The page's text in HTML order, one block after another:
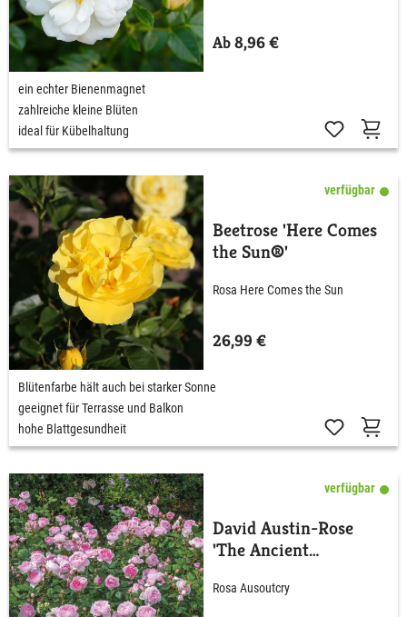
Ab 8,96 €
ein echter Bienenmagnet
zahlreiche kleine Blüten
ideal für Kübelhaltung
verfügbar
Beetrose 'Here Comes
the Sun®'
Rosa Here Comes the Sun
26,99 €
Blütenfarbe hält auch bei starker Sonne
geeignet für Terrasse und Balkon
hohe Blattgesundheit
verfügbar
David Austin-Rose
'The Ancient
Rosa Ausoutcry